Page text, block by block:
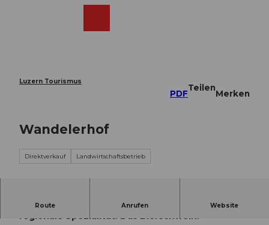
Luzern Tourismus
PDF
Teilen
Merken
Wandelerhof
Direktverkauf Landwirtschaftsbetrieb
Route Anrufen Website
In Gunzwil auf dem Wandelerhof entsteht eine
regionale Spezialität: Das Bierschwein.